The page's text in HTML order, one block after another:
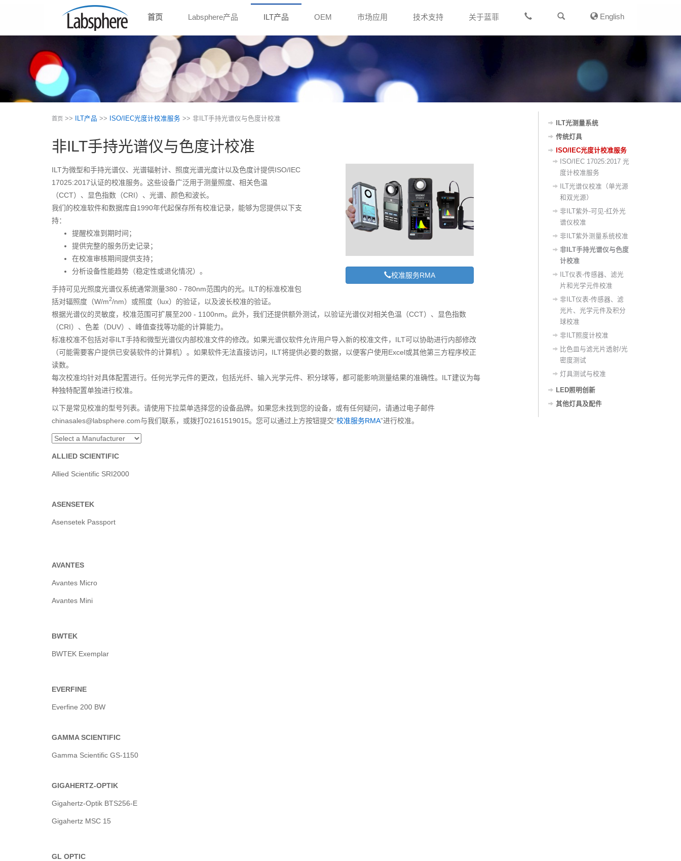
首页 Labsphere产品 ILT产品 OEM 市场应用 技术支持 关于蓝菲 English
首页 >> ILT产品 >> ISO/IEC光度计校准服务 >> 非ILT手持光谱仪与色度计校准
非ILT手持光谱仪与色度计校准
校准服务RMA
ILT为微型和手持光谱仪、光谱辐射计、照度光谱光度计以及色度计提供ISO/IEC
17025:2017认证的校准服务。这些设备广泛用于测量照度、相关色温
（CCT）、显色指数（CRI）、光谱、颜色和波长。
我们的校准软件和数据库自1990年代起保存所有校准记录，能够为您提供以下支
持：
提醒校准到期时间；
提供完整的服务历史记录；
在校准审核期间提供支持；
分析设备性能趋势（稳定性或退化情况）。
手持可见光照度光谱仪系统通常测量380 - 780nm范围内的光。ILT的标准校准包
括对辐照度（W/m2/nm）或照度（lux）的验证，以及波长校准的验证。
根据光谱仪的灵敏度，校准范围可扩展至200 - 1100nm。此外，我们还提供额外测试，以验证光谱仪对相关色温（CCT）、显色指数
（CRI）、色差（DUV）、峰值查找等功能的计算能力。
标准校准不包括对非ILT手持和微型光谱仪内部校准文件的修改。如果光谱仪软件允许用户导入新的校准文件，ILT可以协助进行内部修改
（可能需要客户提供已安装软件的计算机）。如果软件无法直接访问，ILT将提供必要的数据，以便客户使用Excel或其他第三方程序校正
读数。
每次校准均针对具体配置进行。任何光学元件的更改，包括光纤、输入光学元件、积分球等，都可能影响测量结果的准确性。ILT建议为每
种独特配置单独进行校准。
以下是常见校准的型号列表。请使用下拉菜单选择您的设备品牌。如果您未找到您的设备，或有任何疑问，请通过电子邮件
chinasales@labsphere.com与我们联系，或拨打02161519015。您可以通过上方按钮提交“校准服务RMA”进行校准。
ALLIED SCIENTIFIC
Allied Scientific SRI2000
ASENSETEK
Asensetek Passport
AVANTES
Avantes Micro
Avantes Mini
BWTEK
BWTEK Exemplar
EVERFINE
Everfine 200 BW
GAMMA SCIENTIFIC
Gamma Scientific GS-1150
GIGAHERTZ-OPTIK
Gigahertz-Optik BTS256-E
Gigahertz MSC 15
GL OPTIC
ILT光测量系统
传统灯具
ISO/IEC光度计校准服务
ISO/IEC 17025:2017 光
度计校准服务
ILT光谱仪校准（单光源
和双光源）
非ILT紫外-可见-红外光
谱仪校准
非ILT紫外测量系统校准
非ILT手持光谱仪与色度
计校准
ILT仪表-传感器、滤光
片和光学元件校准
非ILT仪表-传感器、滤
光片、光学元件及积分
球校准
非ILT照度计校准
比色皿与滤光片透射/光
密度测试
灯具测试与校准
LED照明创新
其他灯具及配件